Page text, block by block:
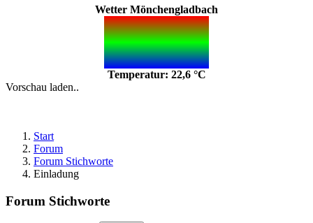
Wetter Mönchengladbach
Temperatur: 22,6 °C
Vorschau laden..
Start
Forum
Forum Stichworte
Einladung
Forum Stichworte